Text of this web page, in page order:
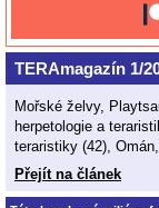
TERAmagazín 1/
Mořské želvy,
herpetologie a
teraristiky (42),
Přejít na článek